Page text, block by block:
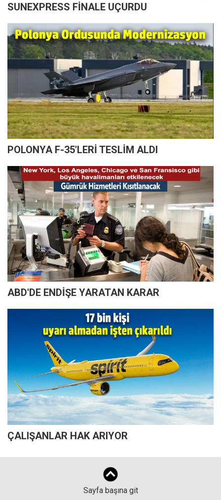
SUNEXPRESS FİNALE UÇURDU
POLONYA F-35'LERİ TESLİM ALDI
ABD'DE ENDİŞE YARATAN KARAR
ÇALIŞANLAR HAK ARIYOR
Sayfa başına git